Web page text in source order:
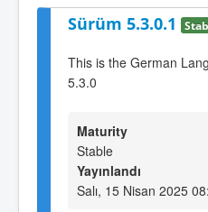
Sürüm 5.3.0.1
This is the German
5.3.0
Maturity
Stable
Yayınlandı
Salı, 15 Nisan 2025